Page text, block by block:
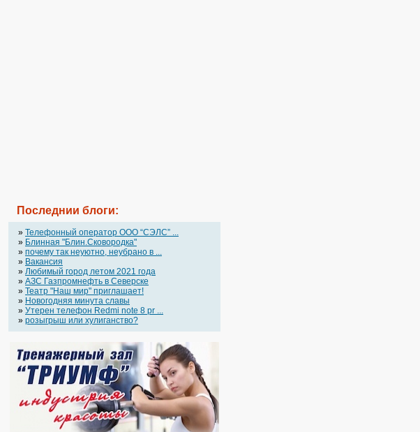
Последнии блоги:
» Телефонный оператор OOO “СЭЛС” ...
» Блинная "Блин.Сковородка"
» почему так неуютно, неубрано в ...
» Вакансия
» Любимый город летом 2021 года
» АЗС Газпромнефть в Северске
» Театр "Наш мир" приглашает!
» Новогодняя минута славы
» Утерен телефон Redmi note 8 pr ...
» розыгрыш или хулиганство?